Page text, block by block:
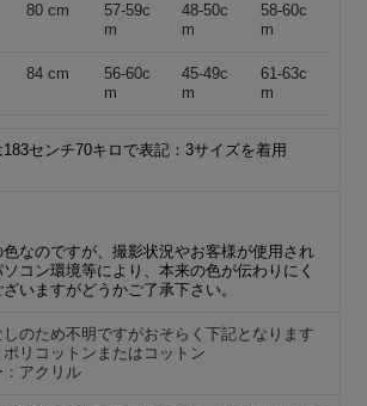
80 cm
57-59c
m
48-50c
m
58-60c
m
84 cm
56-60c
m
45-49c
m
61-63c
m
センチ70キロで表記：3サイズを着用
なのですが、撮影状況やお客様が使用され
コン環境等により、本来の色が伝わりにく
ざいますがどうかご了承下さい。
のため不明ですがおそらく下記となります
ポリコットンまたはコットン
：アクリル